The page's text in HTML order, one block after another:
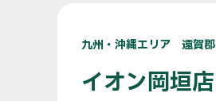
九州・沖縄エリア 遠賀郡
イオン岡垣店